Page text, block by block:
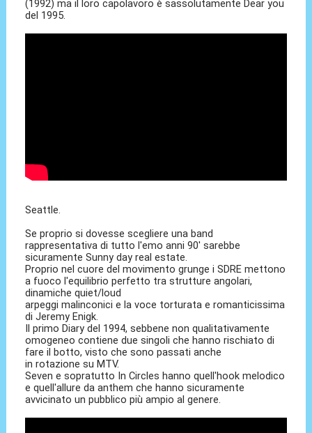
(1992) ma il loro capolavoro è sassolutamente Dear you
del 1995.
Seattle.
Se proprio si dovesse scegliere una band
rappresentativa di tutto l'emo anni 90' sarebbe
sicuramente Sunny day real estate.
Proprio nel cuore del movimento grunge i SDRE mettono
a fuoco l'equilibrio perfetto tra strutture angolari,
dinamiche quiet/loud
arpeggi malinconici e la voce torturata e romanticissima
di Jeremy Enigk.
Il primo Diary del 1994, sebbene non qualitativamente
omogeneo contiene due singoli che hanno rischiato di
fare il botto, visto che sono passati anche
in rotazione su MTV.
Seven e sopratutto In Circles hanno quell'hook melodico
e quell'allure da anthem che hanno sicuramente
avvicinato un pubblico più ampio al genere.